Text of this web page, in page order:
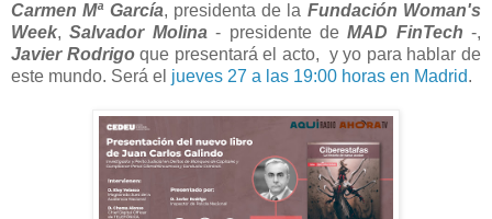
Carmen Mª García, presidenta de la Fundación Woman's
Week,Salvador Molina - presidente deMAD FinTech -,
Javier Rodrigoque presentará el acto, y yo para hablar de
este mundo. Será el jueves 27 a las 19:00 horas en Madrid.